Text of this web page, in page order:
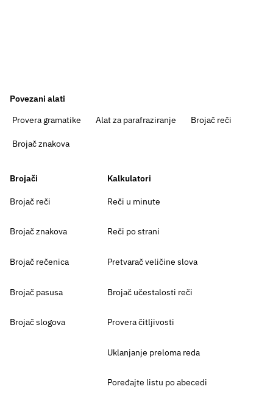
Povezani alati
Provera gramatike
Alat za parafraziranje Brojač reči
Brojač znakova
Brojači
Brojač reči
Brojač znakova
Brojač rečenica
Brojač pasusa
Brojač slogova
Kalkulatori
Reči u minute
Reči po strani
Pretvarač veličine slova
Brojač učestalosti reči
Provera čitljivosti
Uklanjanje preloma reda
Poređajte listu po abecedi